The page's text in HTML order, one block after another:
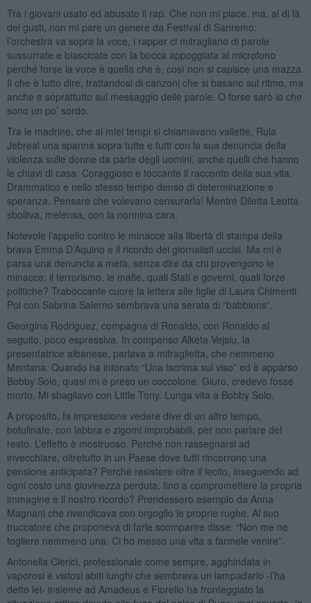
Tra i giovani usato ed abusato il rap. Che non mi piace, ma, al di là
dei gusti, non mi pare un genere da Festival di Sanremo:
l’orchestra va sopra la voce, i rapper ci mitragliano di parole
sussurrate e biascicate con la bocca appoggiata al microfono
perché forse la voce è quella che è, così non si capisce una mazza.
Il che è tutto dire, trattandosi di canzoni che si basano sul ritmo, ma
anche e soprattutto sul messaggio delle parole. O forse sarò io che
sono un po’ sordo.
Tra le madrine, che ai miei tempi si chiamavano vallette, Rula
Jebreal una spanna sopra tutte e tutti con la sua denuncia della
violenza sulle donne da parte degli uomini, anche quelli che hanno
le chiavi di casa. Coraggioso e toccante il racconto della sua vita.
Drammatico e nello stesso tempo denso di determinazione e
speranza. Pensare che volevano censurarla! Mentre Diletta Leotta
sbolliva, melensa, con la nonnina cara.
Notevole l’appello contro le minacce alla libertà di stampa della
brava Emma D’Aquino e il ricordo dei giornalisti uccisi. Ma mi è
parsa una denuncia a metà, senza dire da chi provengono le
minacce: il terrorismo, le mafie, quali Stati e governi, quali forze
politiche? Traboccante cuore la lettera alle figlie di Laura Chimenti.
Poi con Sabrina Salerno sembrava una serata di “babbions”.
Georgina Rodriguez, compagna di Ronaldo, con Ronaldo al
seguito, poco espressiva. In compenso Alketa Vejsiu, la
presentatrice albanese, parlava a mitraglietta, che nemmeno
Mentana. Quando ha intonato “Una lacrima sul viso” ed è apparso
Bobby Solo, quasi mi è preso un coccolone. Giuro, credevo fosse
morto. Mi sbagliavo con Little Tony. Lunga vita a Bobby Solo.
A proposito, fa impressione vedere dive di un altro tempo,
botulinate, con labbra e zigomi improbabili, per non parlare del
resto. L’effetto è mostruoso. Perché non rassegnarsi ad
invecchiare, oltretutto in un Paese dove tutti rincorrono una
pensione anticipata? Perché resistere oltre il lecito, inseguendo ad
ogni costo una giovinezza perduta, fino a compromettere la propria
immagine e il nostro ricordo? Prendessero esempio da Anna
Magnani che rivendicava con orgoglio le proprie rughe. Al suo
truccatore che proponeva di farle scomparire disse: “Non me ne
togliere nemmeno una. Ci ho messo una vita a farmele venire”.
Antonella Clerici, professionale come sempre, agghindata in
vaporosi e vistosi abiti lunghi che sembrava un lampadario -l’ha
detto lei- insieme ad Amadeus e Fiorello ha fronteggiato la